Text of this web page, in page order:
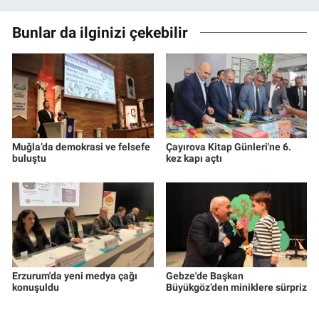
Bunlar da ilginizi çekebilir
Muğla’da demokrasi ve felsefe
buluştu
Çayırova Kitap Günleri'ne 6.
kez kapı açtı
Erzurum'da yeni medya çağı
konuşuldu
Gebze'de Başkan
Büyükgöz’den miniklere sürpriz